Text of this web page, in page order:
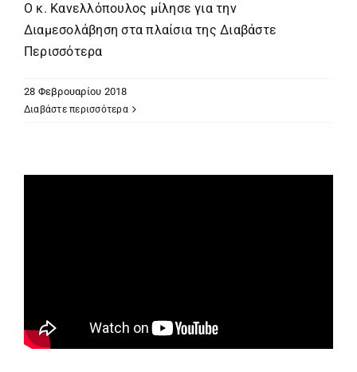
Ο κ. Κανελλόπουλος μίλησε για την
Διαμεσολάβηση στα πλαίσια τηςΔιαβάστε
Περισσότερα
28 Φεβρουαρίου 2018
Διαβάστε περισσότερα